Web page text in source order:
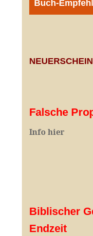
Buch-
Falsche
Info hier
Biblischer
Endzeit